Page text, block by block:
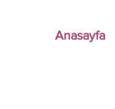
Anasayfa